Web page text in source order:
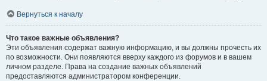
Вернуться к началу
Что такое важные объявления?
Эти объявления содержат важную информацию, и вы должны прочесть их
по возможности. Они появляются вверху каждого из форумов и в вашем
личном разделе. Права на создание важных объявлений
предоставляются администратором конференции.